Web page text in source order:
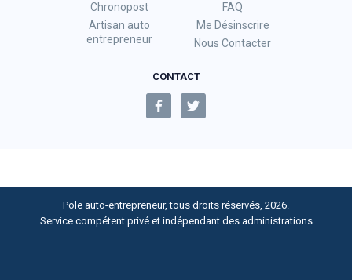
Chronopost
Artisan auto
entrepreneur
FAQ
Me Désinscrire
Nous Contacter
CONTACT
Pole auto-entrepreneur, tous droits réservés, 2026.
Service compétent privé et indépendant des administrations